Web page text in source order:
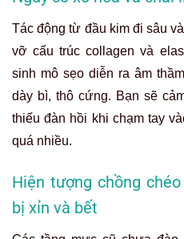
Tác động từ đầu kim đi sâu
vỡ cấu trúc collagen và
sinh mô sẹo diễn ra âm
dày bì, thô cứng. Bạn sẽ
thiếu đàn hồi khi chạm tay
quá nhiều.
Hiện tượng chồng
bị xỉn và bết